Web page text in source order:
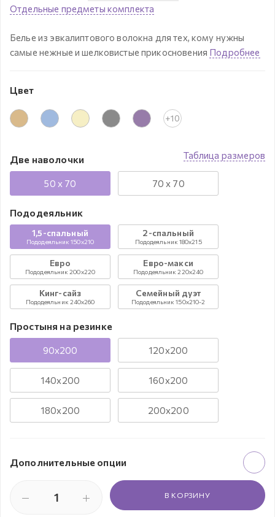
Отдельные предметы комплекта
Белье из эвкалиптового волокна для тех, кому нужны
самые нежные и шелковистые прикосновения Подробнее
Цвет
+10
Таблица размеров
Две наволочки
50 x 70 70 x 70
Пододеяльник
1,5-спальный
Пододеяльник 150x210
2-спальный
Пододеяльник 180x215
Евро
Пододеяльник 200x220
Евро-макси
Пододеяльник 220x240
Кинг-сайз
Пододеяльник 240х260
Семейный дуэт
Пододеяльник 150x210-2
Простыня на резинке
90х200 120х200
140х200 160х200
180х200 200х200
Дополнительные опции
В КОРЗИНУ